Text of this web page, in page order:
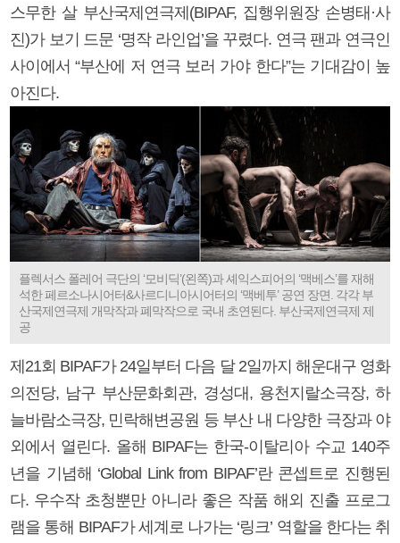
스무한 살 부산국제연극제(BIPAF, 집행위원장 손병태·사
진)가 보기 드문 ‘명작 라인업’을 꾸렸다. 연극 팬과 연극인
사이에서 “부산에 저 연극 보러 가야 한다”는 기대감이 높
아진다.
플렉서스 폴레어 극단의 ‘모비딕’(왼쪽)과 셰익스피어의 ‘맥베스’를 재해
석한 페르소나시어터&사르디니아시어터의 ‘맥베투’ 공연 장면. 각각 부
산국제연극제 개막작과 폐막작으로 국내 초연된다. 부산국제연극제 제
공
제21회 BIPAF가 24일부터 다음 달 2일까지 해운대구 영화
의전당, 남구 부산문화회관, 경성대, 용천지랄소극장, 하
늘바람소극장, 민락해변공원 등 부산 내 다양한 극장과 야
외에서 열린다. 올해 BIPAF는 한국-이탈리아 수교 140주
년을 기념해 ‘Global Link from BIPAF’란 콘셉트로 진행된
다. 우수작 초청뿐만 아니라 좋은 작품 해외 진출 프로그
램을 통해 BIPAF가 세계로 나가는 ‘링크’ 역할을 한다는 취